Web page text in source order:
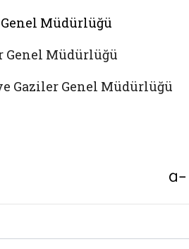
Müdürlüğü
Genel Müdürlüğü
Gaziler Genel Müdürlüğü